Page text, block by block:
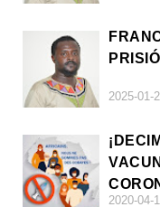
2025-01-
2020-04-